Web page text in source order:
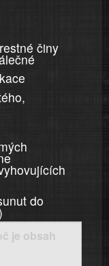
činy
do